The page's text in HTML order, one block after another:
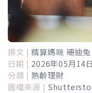
撰文 | 精算媽咪 珊迪兔
日期 | 2026年05月14日
分類 | 熟齡理財
圖檔來源 |